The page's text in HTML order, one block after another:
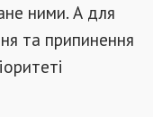
ними. А для
та припинення